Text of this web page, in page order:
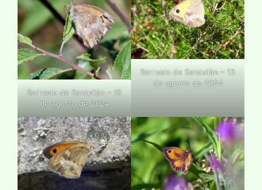
Barruelo de Santullán – 15
de agosto de 2024
Barruelo de Santullán – 13
de agosto de 2024